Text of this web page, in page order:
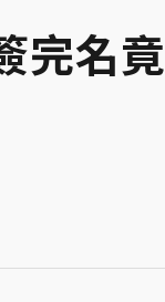
完名竟